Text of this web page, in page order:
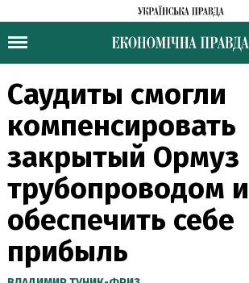
Саудиты смогли
компенсировать
закрытый Ормуз
трубопроводом и
обеспечить себе
прибыль